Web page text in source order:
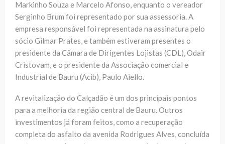
Markinho Souza e Marcelo Afonso, enquanto o vereador
Serginho Brum foi representado por sua assessoria. A
empresa responsável foi representada na assinatura pelo
sócio Gilmar Prates, e também estiveram presentes o
presidente da Câmara de Dirigentes Lojistas (CDL), Odair
Cristovam, e o presidente da Associação comercial e
Industrial de Bauru (Acib), Paulo Aiello.
A revitalização do Calçadão é um dos principais pontos
para a melhoria da região central de Bauru. Outros
investimentos já foram feitos, como a recuperação
completa do asfalto da avenida Rodrigues Alves, concluída